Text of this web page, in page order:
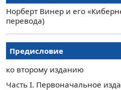
Норберт Винер и его
перевода)
Предисловие
ко второму изданию
Часть I. Первоначальное